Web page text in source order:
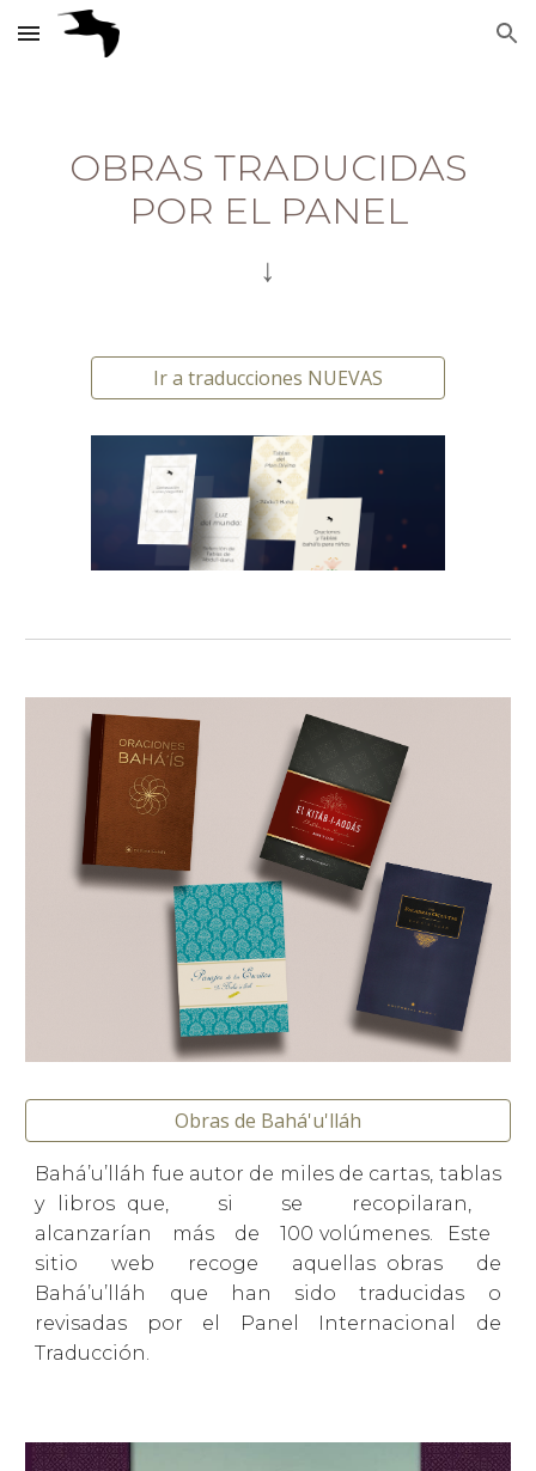
Skip to main content Skip to navigation
OBRAS TRADUCIDAS
POR EL PANEL
↓
Ir a traducciones NUEVAS
Obras de Bahá'u'lláh
Bahá’u’lláh fue autor de miles de cartas, tablas
y libros que, si se recopilaran,
alcanzarían más de 100 volúmenes. Este
sitio web recoge aquellas obras de
Bahá’u’lláh que han sido traducidas o
revisadas por el Panel Internacional de
Traducción.